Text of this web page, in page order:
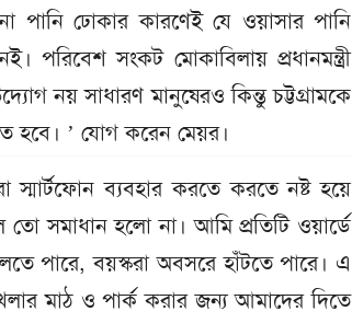
পানি ঢোকার কারণেই যে ওয়াসার পানি
পরিবেশ সংকট মোকাবিলায় প্রধানমন্ত্রী
নয় সাধারণ মানুষেরও কিন্তু চট্টগ্রামকে
হবে। ’ যোগ করেন মেয়র।
ব্যবহার করতে করতে নষ্ট হয়ে
সমাধান হলো না। আমি প্রতিটি ওয়ার্ডে
পারে, বয়স্করা অবসরে হাঁটতে পারে। এ
মাঠ ও পার্ক করার জন্য আমাদের দিতে